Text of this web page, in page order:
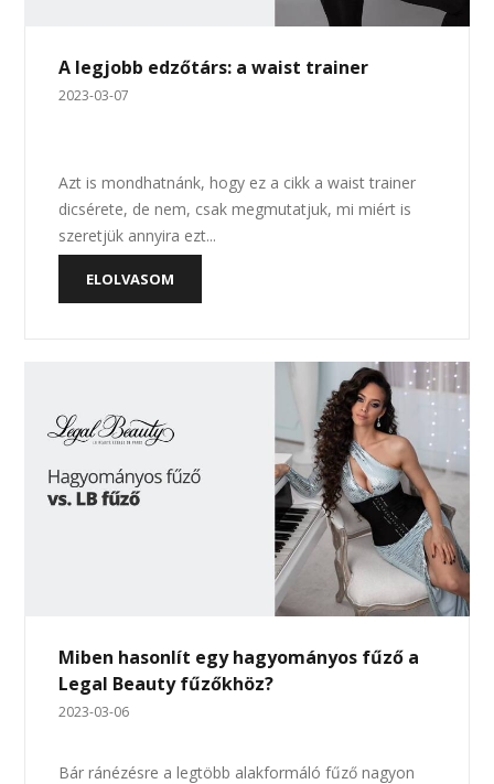
A legjobb edzőtárs: a waist trainer
2023-03-07
Azt is mondhatnánk, hogy ez a cikk a waist trainer
dicsérete, de nem, csak megmutatjuk, mi miért is
szeretjük annyira ezt...
ELOLVASOM
Miben hasonlít egy hagyományos fűző a
Legal Beauty fűzőkhöz?
2023-03-06
Bár ránézésre a legtöbb alakformáló fűző nagyon